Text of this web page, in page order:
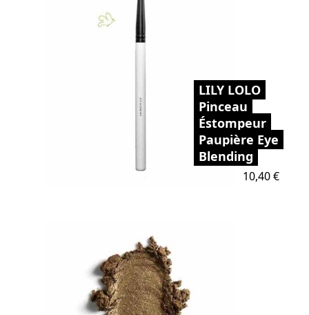
LILY LOLO
Pinceau
Éstompeur
Paupière Eye
Blending
Prix
10,40 €